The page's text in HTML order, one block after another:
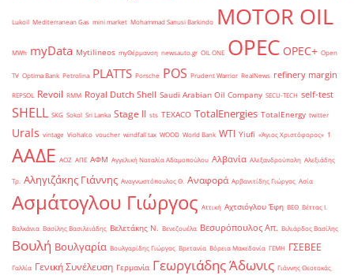
Lukoil Mediterranean Gas mini market Mohammad Sanusi Barkindo MOTOR OIL
MWh myData Mytilineos myΘέρμανση newsauto.gr OIL ONE OPEC OPEC+ Open
TV Optima Bank Petrolina PLATTS Porsche POS Prudent Warrior RealNews refinery margin
REPSOL Revoil RMM Royal Dutch Shell Saudi Arabian Oil Company SECU-TECH self-test
SHELL SKG Sokol Sri Lanka Stage II sts TEXACO TotalEnergies TotalEnergy twitter
Urals vintage Viohalco voucher windfall tax WOOD World Bank WTI Yiufi «Άγιος Χριστόφορος» ΄1
ΑΑΔΕ ΑΟΖ ΑΠΕ ΑΦΜ Αγγελική Ναταλία Αδαμοπούλου Αλβανία Αλεξανδρούπολη Αλεξιάδης
Τρ. Αληγιζάκης Γιάννης Αναγνωστόπουλος Θ. Αναφορά Αρβανιτίδης Γιώργος Ασία
Ασμάτογλου Γιώργος Αττική Αχτσιόγλου Έφη ΒΕΘ Βέττας Ι.
Βαλκάνια Βασίλης Βασιλειάδης Βελετάκης Ν. Βενεζουέλα Βεσυρόπουλος Απ. Βιλιάρδος Βασίλης
Βουλή Βουλγαρία Βουλγαρίδης Γιώργος Βρετανία Βόρεια Μακεδονία ΓΕΜΗ ΓΣΕΒΕΕ
Γαλλία Γενική Συνέλευση Γερμανία Γεωργιάδης Άδωνις Γιάννης Θεοτοκάς